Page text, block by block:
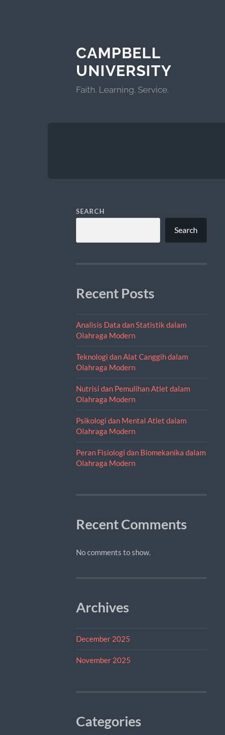
CAMPBELL
UNIVERSITY
Faith. Learning. Service.
SEARCH
Search
Recent Posts
Analisis Data dan Statistik dalam
Olahraga Modern
Teknologi dan Alat Canggih dalam
Olahraga Modern
Nutrisi dan Pemulihan Atlet dalam
Olahraga Modern
Psikologi dan Mental Atlet dalam
Olahraga Modern
Peran Fisiologi dan Biomekanika dalam
Olahraga Modern
Recent Comments
No comments to show.
Archives
December 2025
November 2025
Categories